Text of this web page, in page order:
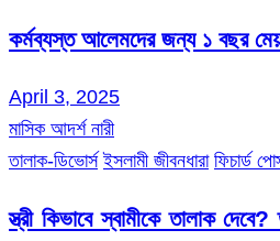
কর্মব্যস্ত আলেমদের জন্য ১ বছর
April 3, 2025
মাসিক আদর্শ নারী
তালাক-ডিভোর্স ইসলামী জীবনধারা ফিচার্ড
স্ত্রী কিভাবে স্বামীকে তালাক